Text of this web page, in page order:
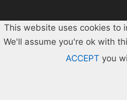
This website uses cookies to
We'll assume you're ok with
you
ACCEPT